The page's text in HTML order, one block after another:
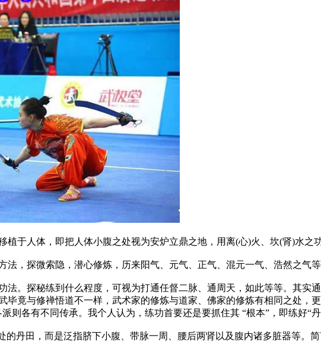
人体，即把人体小腹之处视为安炉立鼎之地，用离(心)火、坎(肾)水之
探微索隐，潜心修炼，历来阳气、元气、正气、混元一气、浩然之气等
探秘练到什么程度，可视为打通任督二脉、通周天，如此等等。其实
毕竟与修禅悟道不一样，武术家的修炼与道家、佛家的修炼有相同之处，
则各有不同传承。我个人认为，练功首要还是要抓住其 “根本”，即练好“
田，而是泛指脐下小腹、带脉一周、腰后两肾以及腹内诸多脏器等。简